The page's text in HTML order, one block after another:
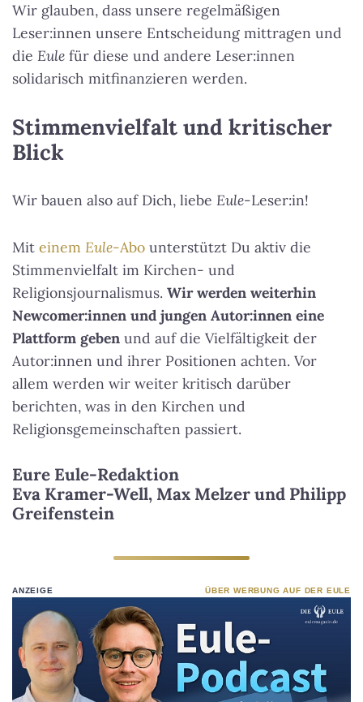
Wir glauben, dass unsere regelmäßigen
Leser:innen unsere Entscheidung mittragen und
die Eule für diese und andere Leser:innen
solidarisch mitfinanzieren werden.
Stimmenvielfalt und kritischer
Blick
Wir bauen also auf Dich, liebe Eule-Leser:in!
Mit einem Eule-Abo unterstützt Du aktiv die
Stimmenvielfalt im Kirchen- und
Religionsjournalismus. Wir werden weiterhin
Newcomer:innen und jungen Autor:innen eine
Plattform geben und auf die Vielfältigkeit der
Autor:innen und ihrer Positionen achten. Vor
allem werden wir weiter kritisch darüber
berichten, was in den Kirchen und
Religionsgemeinschaften passiert.
Eure Eule-Redaktion
Eva Kramer-Well, Max Melzer und Philipp
Greifenstein
ANZEIGE ÜBER WERBUNG AUF DER EULE